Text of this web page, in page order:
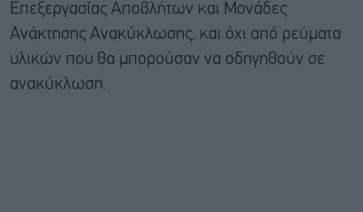
Επεξεργασίας Αποβλήτων και Μονάδες
Ανάκτησης Ανακύκλωσης, και όχι από ρεύματα
υλικών που θα μπορούσαν να οδηγηθούν σε
ανακύκλωση.